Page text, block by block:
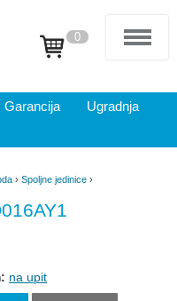
0
Garancija
Ugradnja
› Spoljne jedinice ›
na upit